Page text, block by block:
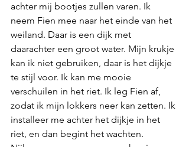
achter mij bootjes zullen varen. Ik
neem Fien mee naar het einde van het
weiland. Daar is een dijk met
daarachter een groot water. Mijn krukje
kan ik niet gebruiken, daar is het dijkje
te stijl voor. Ik kan me mooie
verschuilen in het riet. Ik leg Fien af,
zodat ik mijn lokkers neer kan zetten. Ik
installeer me achter het dijkje in het
riet, en dan begint het wachten.